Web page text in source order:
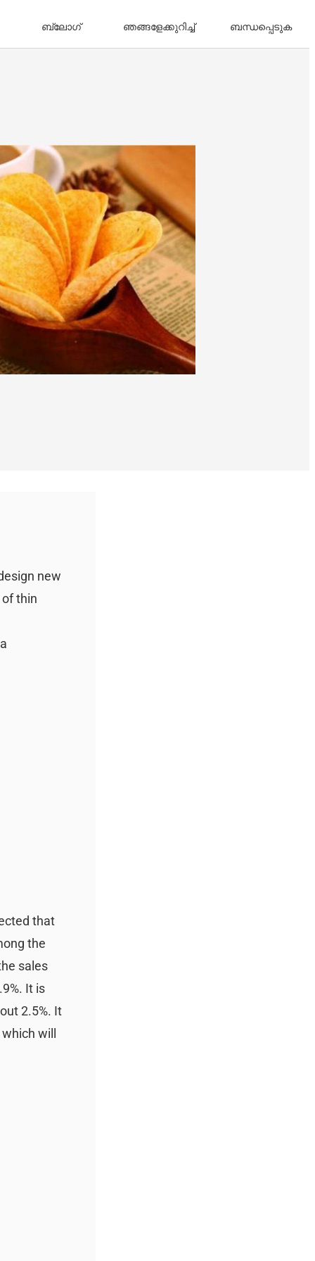
ബ്ലോഗ് ഞങ്ങളേക്കുറിച്ച് ബന്ധപ്പെടുക
new
thin
that
the
sales
It is
2.5%. It
will